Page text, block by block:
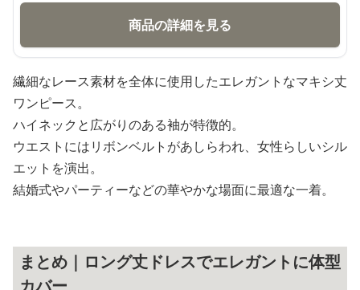
商品の詳細を見る
繊細なレース素材を全体に使用したエレガントなマキシ丈
ワンピース。
ハイネックと広がりのある袖が特徴的。
ウエストにはリボンベルトがあしらわれ、女性らしいシル
エットを演出。
結婚式やパーティーなどの華やかな場面に最適な一着。
まとめ｜ロング丈ドレスでエレガントに体型
カバー